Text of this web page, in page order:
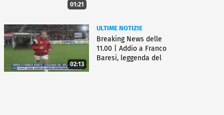
01:21
02:13
ULTIME NOTIZIE
Breaking News delle
11.00 | Addio a Franco
Baresi, leggenda del